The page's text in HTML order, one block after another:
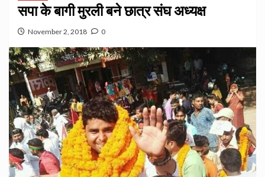
सपा के बागी मुरली बने छात्र संघ अध्यक्ष
November 2, 2018 0